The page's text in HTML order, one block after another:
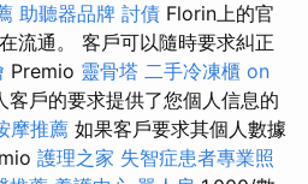
助聽器品牌 討債 Florin上的官
流通。 客戶可以隨時要求糾正
Premio 靈骨塔 二手冷凍櫃 on
客戶的要求提供了您個人信息的
摩推薦 如果客戶要求其個人數據
護理之家 失智症患者專業照